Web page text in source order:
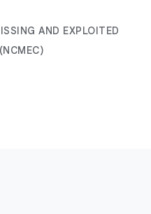
AND EXPLOITED